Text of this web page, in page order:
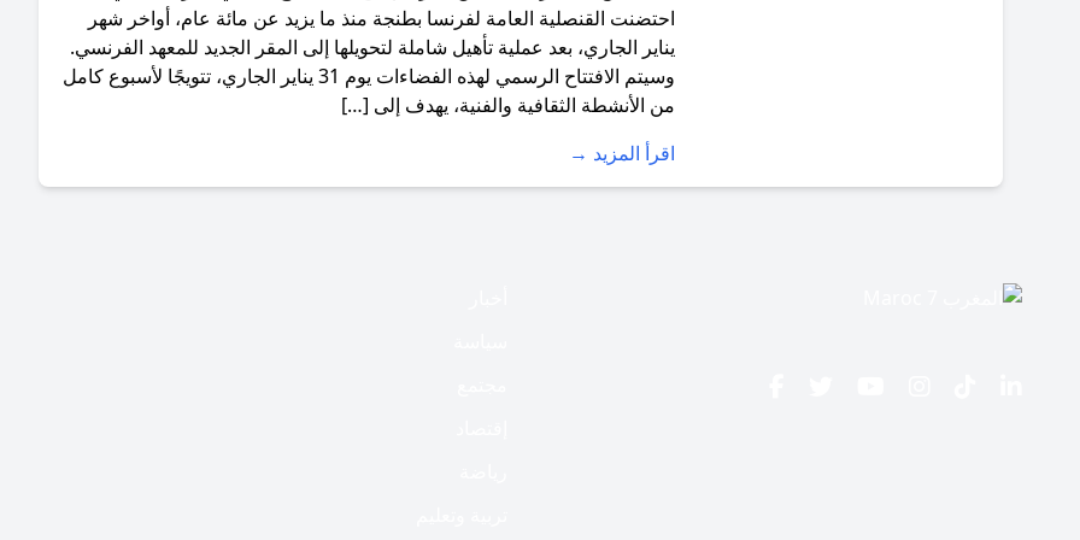
احتضنت القنصلية العامة لفرنسا بطنجة منذ ما يزيد عن مائة عام، أواخر شهر
يناير الجاري، بعد عملية تأهيل شاملة لتحويلها إلى المقر الجديد للمعهد الفرنسي.
وسيتم الافتتاح الرسمي لهذه الفضاءات يوم 31 يناير الجاري، تتويجًا لأسبوع كامل
من الأنشطة الثقافية والفنية، يهدف إلى […]
اقرأ المزيد →